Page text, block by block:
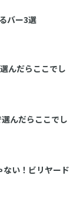
バー3選
んだらここでし
んだらここでし
ない！ビリヤード